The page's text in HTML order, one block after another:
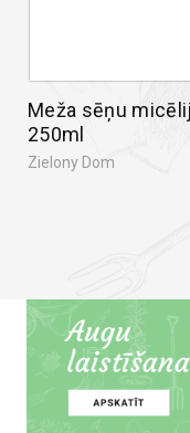
Meža sēņu
250ml
Zielony Dom